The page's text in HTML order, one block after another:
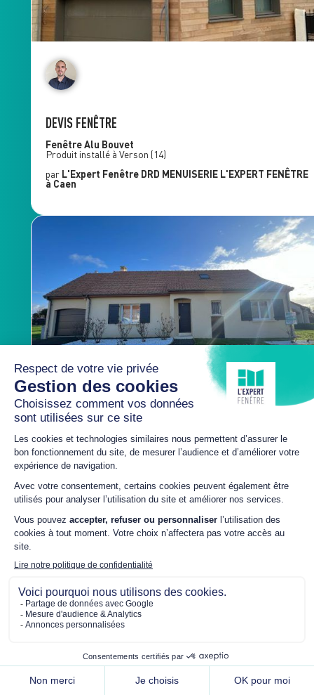
DEVIS FENÊTRE
Fenêtre Alu Bouvet
Produit installé à Verson (14)
par L'Expert Fenêtre DRD MENUISERIE L'EXPERT FENÊTRE
à Caen
DEVIS FENÊTRE
Volet battantFenêtres / Volets battants / Porte d'entrée
Produit installé àLa Guierche (72)
parL'Expert Fenêtre Confort & Fenêtres 72à Le Mans